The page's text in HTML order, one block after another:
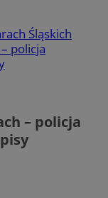
Śląskich
policja
– policja